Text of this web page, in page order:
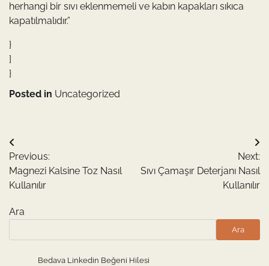
herhangi bir sıvı eklenmemeli ve kabın kapakları sıkıca
kapatılmalıdır.”
}
]
}
Posted in Uncategorized
Yazı
gezinmesi
Previous:
Magnezi Kalsine Toz Nasıl
Kullanılır
Next:
Sıvı Çamaşır Deterjanı Nasıl
Kullanılır
Ara
Ara
Bedava Linkedin Beğeni Hilesi